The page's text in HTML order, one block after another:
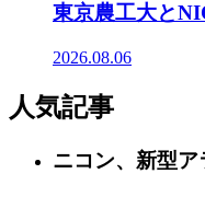
東京農工大と
2026.08.06
人気記事
ニコン、新型